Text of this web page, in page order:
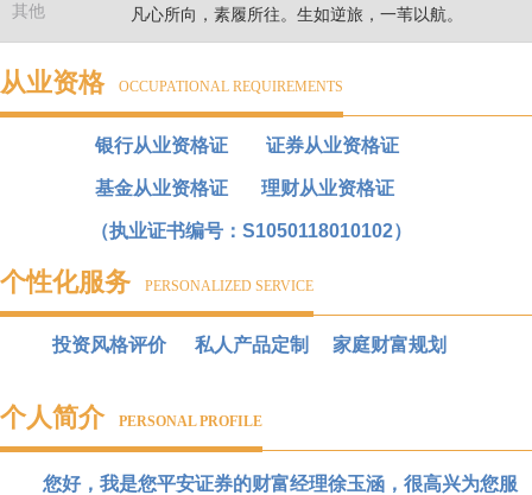
其他 凡心所向，素履所往。生如逆旅，一苇以航。
从业资格 OCCUPATIONAL REQUIREMENTS
银行从业资格证 证券从业资格证
基金从业资格证 理财从业资格证
（执业证书编号：S1050118010102）
个性化服务 PERSONALIZED SERVICE
投资风格评价 私人产品定制 家庭财富规划
个人简介 PERSONAL PROFILE
您好，我是您平安证券的财富经理徐玉涵，很高兴为您服